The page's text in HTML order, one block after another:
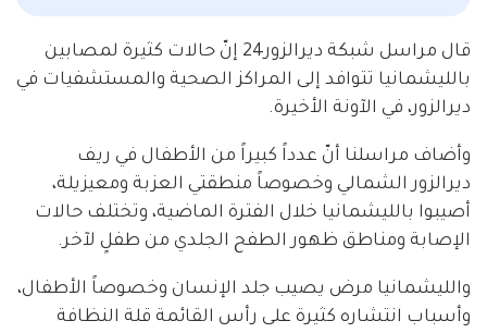
قال مراسل شبكة ديرالزور24 إنّ حالات كثيرة لمصابين
بالليشمانيا تتوافد إلى المراكز الصحية والمستشفيات في
ديرالزور، في الآونة الأخيرة.
وأضاف مراسلنا أنّ عدداً كبيراً من الأطفال في ريف
ديرالزور الشمالي وخصوصاً منطقتي العزبة ومعيزيلة،
أصيبوا بالليشمانيا خلال الفترة الماضية، وتختلف حالات
الإصابة ومناطق ظهور الطفح الجلدي من طفلٍ لآخر.
والليشمانيا مرض يصيب جلد الإنسان وخصوصاً الأطفال،
وأسباب انتشاره كثيرة على رأس القائمة قلة النظافة